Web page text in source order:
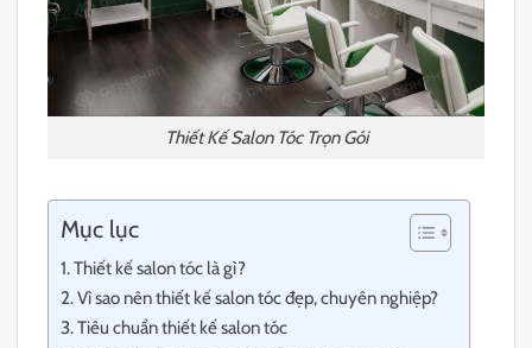
Thiết Kế Salon Tóc Trọn Gói
Mục lục
Thiết kế salon tóc là gì?
Vì sao nên thiết kế salon tóc đẹp, chuyên nghiệp?
Tiêu chuẩn thiết kế salon tóc